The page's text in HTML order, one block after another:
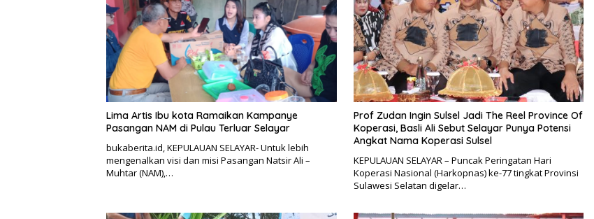
Lima Artis Ibu kota Ramaikan Kampanye
Pasangan NAM di Pulau Terluar Selayar
bukaberita.id, KEPULAUAN SELAYAR- Untuk lebih
mengenalkan visi dan misi Pasangan Natsir Ali –
Muhtar (NAM),…
Prof Zudan Ingin Sulsel Jadi The Reel Province Of
Koperasi, Basli Ali Sebut Selayar Punya Potensi
Angkat Nama Koperasi Sulsel
KEPULAUAN SELAYAR – Puncak Peringatan Hari
Koperasi Nasional (Harkopnas) ke-77 tingkat Provinsi
Sulawesi Selatan digelar…